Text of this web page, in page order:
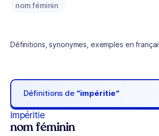
nom féminin
Définitions, synonymes, exemples en
Définitions de “impéritie“
impéritie
nom féminin